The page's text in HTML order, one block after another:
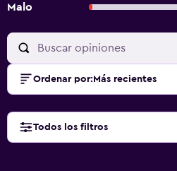
Malo
Ordenar por: Más recientes
Todos los filtros